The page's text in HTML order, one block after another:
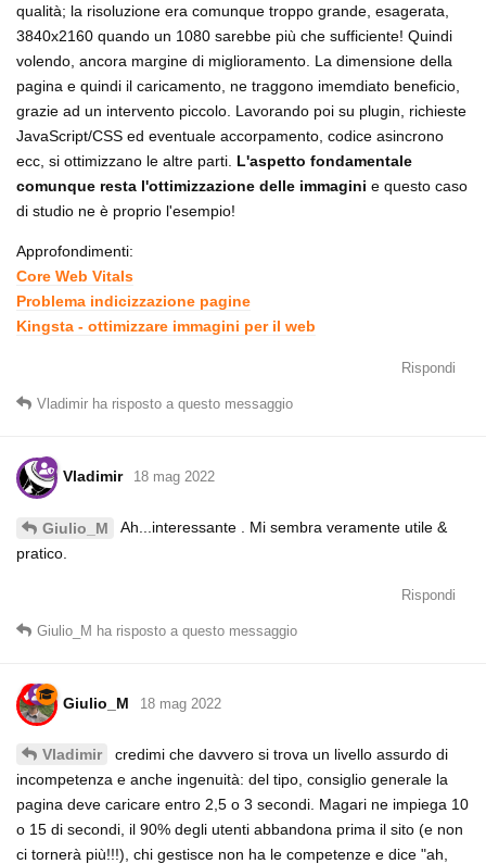
qualità; la risoluzione era comunque troppo grande, esagerata,
3840x2160 quando un 1080 sarebbe più che sufficiente! Quindi
volendo, ancora margine di miglioramento. La dimensione della
pagina e quindi il caricamento, ne traggono imemdiato beneficio,
grazie ad un intervento piccolo. Lavorando poi su plugin, richieste
JavaScript/CSS ed eventuale accorpamento, codice asincrono
ecc, si ottimizzano le altre parti. L'aspetto fondamentale
comunque resta l'ottimizzazione delle immagini e questo caso
di studio ne è proprio l'esempio!
Approfondimenti:
Core Web Vitals
Problema indicizzazione pagine
Kingsta - ottimizzare immagini per il web
Rispondi
Vladimir ha risposto a questo messaggio
Vladimir 18 mag 2022
Giulio_M
Ah...interessante . Mi sembra veramente utile &
pratico.
Rispondi
Giulio_M ha risposto a questo messaggio
Giulio_M 18 mag 2022
Vladimir
credimi che davvero si trova un livello assurdo di
incompetenza e anche ingenuità: del tipo, consiglio generale la
pagina deve caricare entro 2,5 o 3 secondi. Magari ne impiega 10
o 15 di secondi, il 90% degli utenti abbandona prima il sito (e non
ci tornerà più!!!), chi gestisce non ha le competenze e dice "ah,